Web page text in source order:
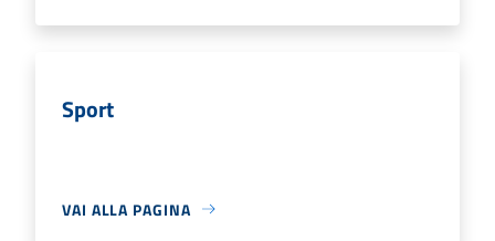
Sport
VAI ALLA PAGINA